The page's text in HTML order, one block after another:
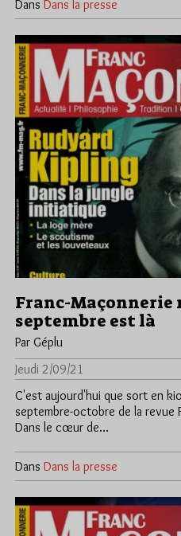
Dans Dans la presse
Franc-Maçonnerie
septembre est là
Par Géplu
Jeudi 2/09/21
C'est aujourd'hui que sort en
septembre-octobre de la revue
Dans le cœur de…
Dans Dans la presse